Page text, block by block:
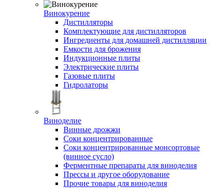
Винокурение
Дистилляторы
Комплектующие для дистилляторов
Ингредиенты для домашней дистилляции
Емкости для брожения
Индукционные плиты
Электрические плиты
Газовые плиты
Гидролаторы
Виноделие
Винные дрожжи
Соки концентрированные
Соки концентрированные монсортовые
(винное сусло)
Ферментные препараты для виноделия
Прессы и другое оборудование
Прочие товары для виноделия